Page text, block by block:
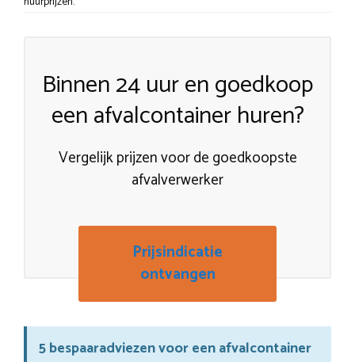
Binnen 24 uur en goedkoop
een afvalcontainer huren?
Vergelijk prijzen voor de goedkoopste
afvalverwerker
Prijsindicatie
ontvangen
5 bespaaradviezen voor een afvalcontainer